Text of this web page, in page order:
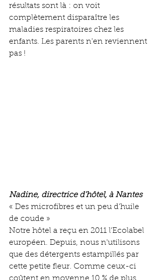
résultats sont là : on voit
complètement disparaître les
maladies respiratoires chez les
enfants. Les parents n'en reviennent
pas !
Nadine, directrice d'hôtel, à Nantes
« Des microfibres et un peu d'huile
de coude »
Notre hôtel a reçu en 2011 l'Ecolabel
européen. Depuis, nous n'utilisons
que des détergents estampillés par
cette petite fleur. Comme ceux-ci